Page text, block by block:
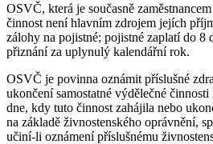
OSVČ, která je současně
činnost není hlavním zdrojem jejích
zálohy na pojistné; pojistné zaplatí do 8
přiznání za uplynulý kalendářní rok.
OSVČ je povinna oznámit příslušné
ukončení samostatné výdělečné
dne, kdy tuto činnost zahájila nebo
na základě živnostenského oprávnění,
učiní-li oznámení příslušnému